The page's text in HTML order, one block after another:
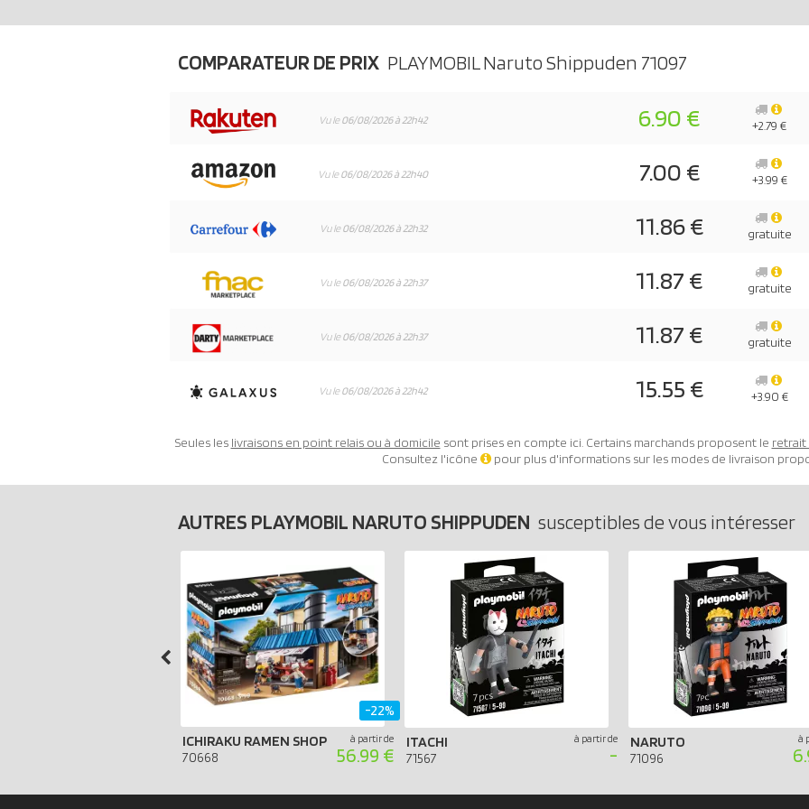
COMPARATEUR DE PRIX PLAYMOBIL Naruto Shippuden 71097
Vu le06/08/2026 à 22h42 6.90 € +2.79 €
Vu le06/08/2026 à 22h40 7.00 € +3.99 €
Vu le06/08/2026 à 22h32 11.86 € gratuite
Vu le06/08/2026 à 22h37 11.87 € gratuite
Vu le06/08/2026 à 22h37 11.87 € gratuite
Vu le06/08/2026 à 22h42 15.55 € +3.90 €
Seules les livraisons en point relais ou à domicile sont prises en compte ici. Certains marchands proposent le retrait
Consultez l'icône
pour plus d'informations sur les modes de livraison
AUTRES PLAYMOBIL NARUTO SHIPPUDEN susceptibles de vous intéresser
ICHIRAKU RAMEN SHOP
70668
à partir de
56.99 €
-22%
ITACHI
71567
à partir de
-
NARUTO
71096
à